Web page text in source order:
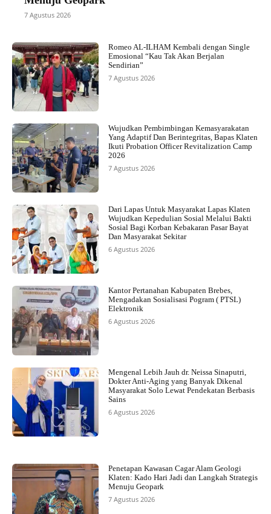
7 Agustus 2026
Romeo AL-ILHAM Kembali dengan Single
Emosional “Kau Tak Akan Berjalan
Sendirian”
7 Agustus 2026
Wujudkan Pembimbingan Kemasyarakatan
Yang Adaptif Dan Berintegritas, Bapas Klaten
Ikuti Probation Officer Revitalization Camp
2026
7 Agustus 2026
Dari Lapas Untuk Masyarakat Lapas Klaten
Wujudkan Kepedulian Sosial Melalui Bakti
Sosial Bagi Korban Kebakaran Pasar Bayat
Dan Masyarakat Sekitar
6 Agustus 2026
Kantor Pertanahan Kabupaten Brebes,
Mengadakan Sosialisasi Pogram ( PTSL)
Elektronik
6 Agustus 2026
Mengenal Lebih Jauh dr. Neissa Sinaputri,
Dokter Anti-Aging yang Banyak Dikenal
Masyarakat Solo Lewat Pendekatan Berbasis
Sains
6 Agustus 2026
Penetapan Kawasan Cagar Alam Geologi
Klaten: Kado Hari Jadi dan Langkah Strategis
Menuju Geopark
7 Agustus 2026